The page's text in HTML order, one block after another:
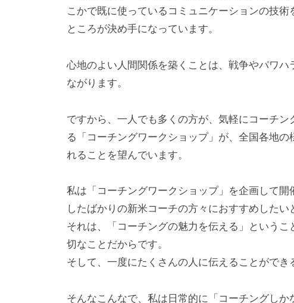
ク
や
ミ
ど
幅
広
情
報
を
お
届
し
こかで既に使っているコミュニケーションの技
ところが決め手になっています。
心地のよい人間関係を築くことは、戦争やパワ
ながります。
ですから、一人でも多くの方が、気軽にコーチ
る「コーチングワークショップ」が、全国各地
れることを望んでいます。
私は「コーチングワークショップ」を企画して
したばかりの新米コーチの方々におすすめしたい
それは、「コーチングの魅力を伝える」という
切なことだからです。
そして、一度にたくさんの人に伝えることができ
そんなこんなで、私は日常的に「コーチングし